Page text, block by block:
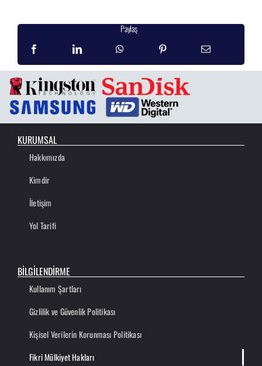
Paylaş
KURUMSAL
Hakkımızda
Kimdir
İletişim
Yol Tarifi
BİLGİLENDİRME
Kullanım Şartları
Gizlilik ve Güvenlik Politikası
Kişisel Verilerin Korunması Politikası
Fikri Mülkiyet Hakları